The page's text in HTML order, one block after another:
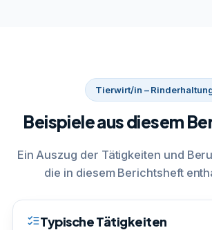
Tierwirt/in –
Beispiele aus diesem
Ein Auszug der Tätigkeiten und
die in diesem Berichtsheft
Typische Tätigkeiten